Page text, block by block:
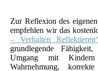
Zur Reflexion des
empfehlen wir das
– Verhalten
grundlegende
Umgang mit
Wahrnehmung,